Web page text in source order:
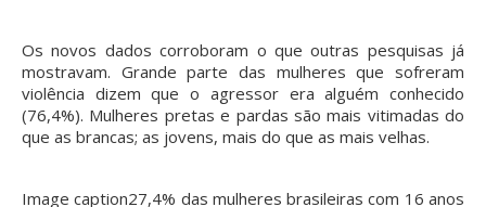
Os novos dados corroboram o que outras pesquisas já
mostravam. Grande parte das mulheres que sofreram
violência dizem que o agressor era alguém conhecido
(76,4%). Mulheres pretas e pardas são mais vitimadas do
que as brancas; as jovens, mais do que as mais velhas.
Image caption27,4% das mulheres brasileiras com 16 anos